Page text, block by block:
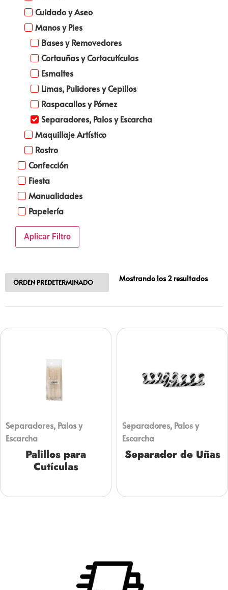
Cuidado y Aseo
Manos y Pies
Bases y Removedores
Cortauñas y Cortacutículas
Esmaltes
Limas, Pulidores y Cepillos
Raspacallos y Pómez
Separadores, Palos y Escarcha
Maquillaje Artístico
Rostro
Confección
Fiesta
Manualidades
Papelería
Aplicar Filtro
Mostrando los 2 resultados
Separadores, Palos y
Escarcha
Palillos para
Cutículas
Separadores, Palos y
Escarcha
Separador de Uñas